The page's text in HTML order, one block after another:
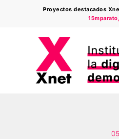
Proyectos destacados